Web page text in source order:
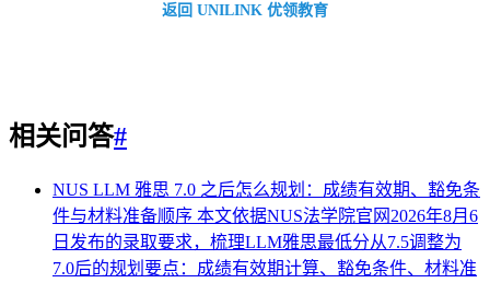
返回 UNILINK 优领教育
相关问答#
NUS LLM 雅思 7.0 之后怎么规划：成绩有效期、豁免条
件与材料准备顺序 本文依据NUS法学院官网2026年8月6
日发布的录取要求，梳理LLM雅思最低分从7.5调整为
7.0后的规划要点：成绩有效期计算、豁免条件、材料准